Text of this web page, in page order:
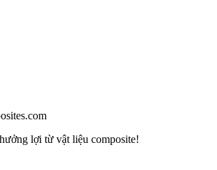
lợi từ vật liệu composite!